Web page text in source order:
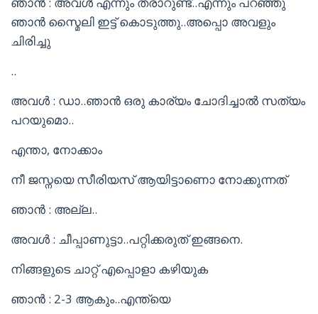
ഞാൻ സ്മൈലി ഇട്ട് കൊടുത്തു..അപ്പൊ അവളും
ചിരിച്ചു
..
അവൾ : ഡാ..ഞാൻ ഒരു കാര്യം ചോദിച്ചാൽ സത്യം
പറയുമൊ..
എന്താ, നോക്കാം
നീ ജസ്നയെ സീരിയസ് ആയിട്ടാണൊ നോക്കുന്നത്
ഞാൻ : അല്ല..
അവൾ : ചീപ്പാണുട്ടാ..പറ്റിക്കരുത് ഇങ്ങനെ.
നിങ്ങളുടെ ചാറ്റ് എപ്പൊളാ കഴിയുക
ഞാൻ : 2-3 ആകും..എന്ത്യെ